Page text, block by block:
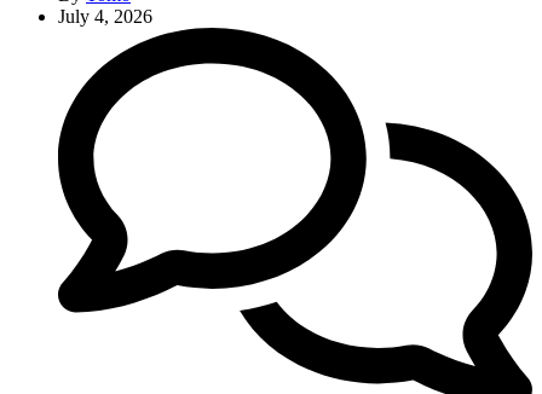
July 4, 2026